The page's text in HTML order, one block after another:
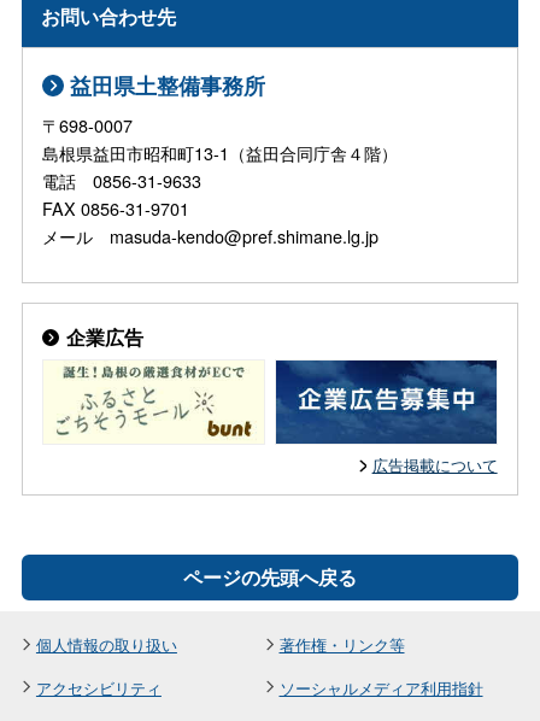
お問い合わせ先
益田県土整備事務所
〒698-0007
島根県益田市昭和町13-1（益田合同庁舎４階）
電話 0856-31-9633
FAX 0856-31-9701
メール masuda-kendo@pref.shimane.lg.jp
企業広告
広告掲載について
ページの先頭へ戻る
個人情報の取り扱い
著作権・リンク等
アクセシビリティ
ソーシャルメディア利用指針